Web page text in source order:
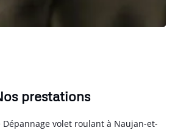
prestations
Dépannage volet roulant à Naujan-et-